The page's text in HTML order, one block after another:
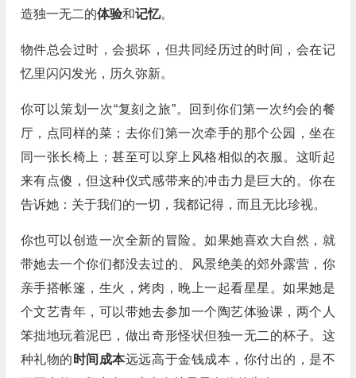
造独一无二的体验和记忆。
物件总会过时，会损坏，但共同经历过的时间，会在记
忆里闪闪发光，历久弥新。
你可以策划一次“复刻之旅”。回到你们第一次约会的餐
厅，点同样的菜；去你们第一次牵手的那个公园，坐在
同一张长椅上；甚至可以穿上风格相似的衣服。这听起
来有点傻，但这种仪式感带来的冲击力是巨大的。你在
告诉她：关于我们的一切，我都记得，而且无比珍视。
你也可以创造一次全新的冒险。如果她喜欢大自然，就
带她去一个你们都没去过的、风景绝美的郊外露营，你
亲手搭帐篷，生火，烤肉，晚上一起看星星。如果她是
个文艺青年，可以带她去参加一个陶艺体验课，两个人
笨拙地玩着泥巴，做出奇形怪状但独一无二的杯子。这
种礼物的 时间成本远远高于金钱成本，你付出的，是不